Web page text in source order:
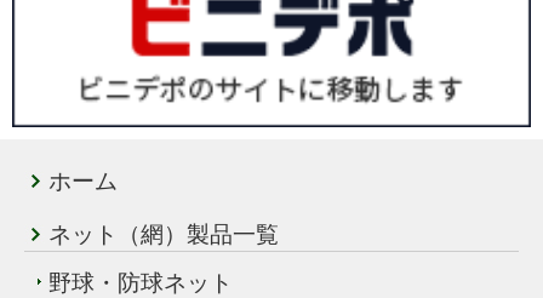
ホーム
ネット（網）製品一覧
野球・防球ネット